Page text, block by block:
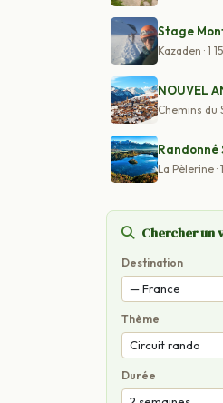
Kazaden · 1
Chemins du
La Pèlerine ·
Chercher un
Destination
Thème
Durée